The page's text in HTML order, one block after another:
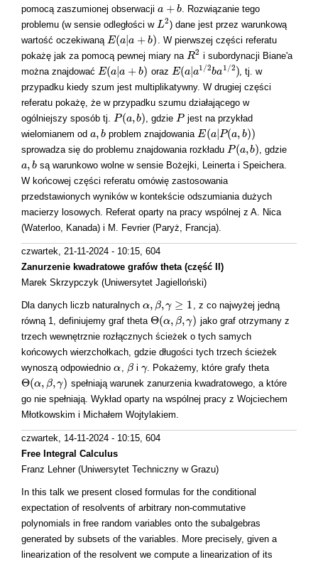
pomocą zaszumionej obserwacji a + b
a+b
. Rozwiązanie tego
problemu (w sensie odległości w L2
L2 ) dane jest przez warunkową
wartość oczekiwaną E(a|a + b)
E(a|a + b)
. W pierwszej części referatu
pokażę jak za pomocą pewnej miary na R2
R2 i subordynacji Biane'a
można znajdować E(a|a + b)
E(a|a + b) oraz E(a|a1/2ba1/2)
E(a|a 1/2 ba1/2)
, tj. w
przypadku kiedy szum jest multiplikatywny. W drugiej części
referatu pokażę, że w przypadku szumu działającego w
ogólniejszy sposób tj. P(a,b)
P(a,b) , gdzieP
P jest na przykład
wielomianem od a, b
a,b problem znajdowaniaE(a|P(a, b))
E(a|P(a,b))
sprowadza się do problemu znajdowania rozkładu P(a,b)
P(a,b) , gdzie
a, b
a,b są warunkowo wolne w sensie Bożejki, Leinerta i Speichera.
W końcowej części referatu omówię zastosowania
przedstawionych wyników w kontekście odszumiania dużych
macierzy losowych. Referat oparty na pracy wspólnej z A. Nica
(Waterloo, Kanada) i M. Fevrier (Paryż, Francja).
czwartek, 21-11-2024 - 10:15, 604
Zanurzenie kwadratowe grafów theta (część II)
Marek Skrzypczyk (Uniwersytet Jagielloński)
Dla danych liczb naturalnych α, β,γ ≥ 1
α,β,γ≥1
, z co najwyżej jedną
równą 1, definiujemy graf theta Θ(α, β,γ)
Θ(α,β ,γ)
jako graf otrzymany z
trzech wewnętrznie rozłącznych ścieżek o tych samych
końcowych wierzchołkach, gdzie długości tych trzech ścieżek
wynoszą odpowiednio α
α , β
βi γ
γ. Pokażemy, które grafy theta
Θ(α, β,γ)
Θ(α,β ,γ)
spełniają warunek zanurzenia kwadratowego, a które
go nie spełniają. Wykład oparty na wspólnej pracy z Wojciechem
Młotkowskim i Michałem Wojtylakiem.
czwartek, 14-11-2024 - 10:15, 604
Free Integral Calculus
Franz Lehner (Uniwersytet Techniczny w Grazu)
In this talk we present closed formulas for the conditional
expectation of resolvents of arbitrary non-commutative
polynomials in free random variables onto the subalgebras
generated by subsets of the variables. More precisely, given a
linearization of the resolvent we compute a linearization of its